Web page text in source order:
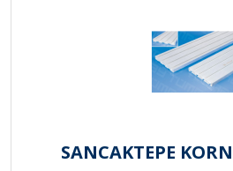
SANCAKTEPE